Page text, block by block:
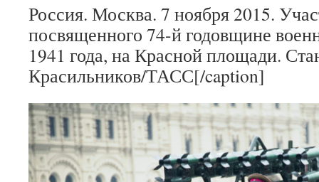
Россия. Москва. 7 ноября 2015.
посвященного 74-й годовщине
1941 года, на Красной площади.
Красильников/ТАСС[/caption]